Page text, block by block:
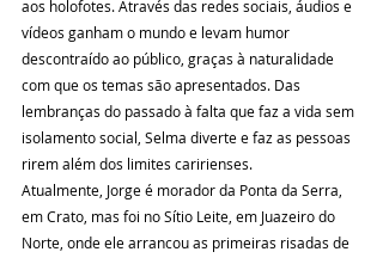
aos holofotes. Através das redes sociais, áudios e
vídeos ganham o mundo e levam humor
descontraído ao público, graças à naturalidade
com que os temas são apresentados. Das
lembranças do passado à falta que faz a vida sem
isolamento social, Selma diverte e faz as pessoas
rirem além dos limites caririenses.
Atualmente, Jorge é morador da Ponta da Serra,
em Crato, mas foi no Sítio Leite, em Juazeiro do
Norte, onde ele arrancou as primeiras risadas de